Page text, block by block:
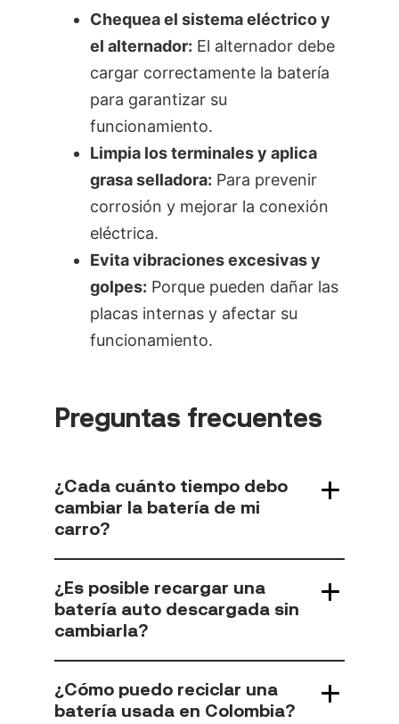
Chequea el sistema eléctrico y
el alternador: El alternador debe
cargar correctamente la batería
para garantizar su
funcionamiento.
Limpia los terminales y aplica
grasa selladora: Para prevenir
corrosión y mejorar la conexión
eléctrica.
Evita vibraciones excesivas y
golpes: Porque pueden dañar las
placas internas y afectar su
funcionamiento.
Preguntas frecuentes
¿Cada cuánto tiempo debo
cambiar la batería de mi
carro?
¿Es posible recargar una
batería auto descargada sin
cambiarla?
¿Cómo puedo reciclar una
batería usada en Colombia?